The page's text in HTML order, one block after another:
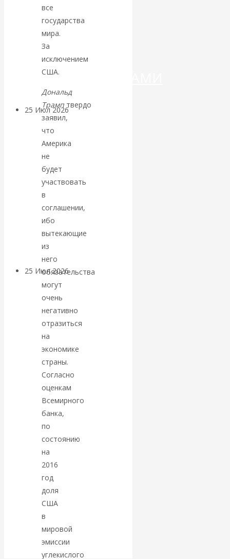
ДЕНЕГ»: КИТАЙ
ВЕДЁТ БОРЬБУ
КРИПТОВАЛЮТАМИ
25 Июл 2026Геополитика
Валентин
КАтасонов.
Может ли
Америка
покинуть НАТО?
25 Июл 2026Комментарии,
интервью и беседы
«Об этом
молчат»:
экономист
Валентин
Катасонов
считает, что
кризис в
банковской
сфере России
уже начался
все
государства
мира.
За
исключением
США.
Дональд
Трамптвердо
заявил,
что
Америка
не
будет
участвовать
в
соглашении,
ибо
вытекающие
из
него
обязательства
могут
очень
негативно
отразиться
на
экономике
страны.
Согласно
оценкам
Всемирного
банка,
по
состоянию
на
2016
год
доля
США
в
мировой
эмиссии
углекислого